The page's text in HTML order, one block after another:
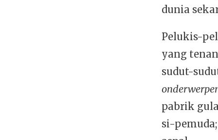
dunia
Pelukis-
yang
sudut-
pabrik
si-